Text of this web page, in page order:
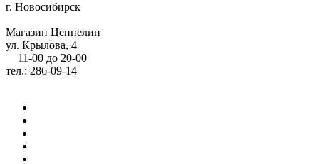
г. Новосибирск
Магазин Цеппелин
ул. Крылова, 4
11-00 до 20-00
тел.: 286-09-14